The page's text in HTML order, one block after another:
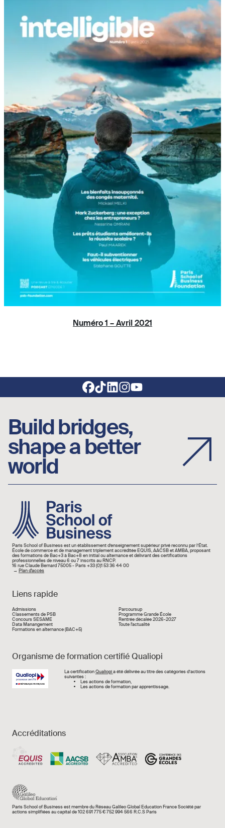
Numéro 1 – Avril 2021
Footer social links
Build bridges,
shape a better
world
Image
Paris School of Business est un établissement d’enseignement supérieur privé reconnu par l’État.
École de commerce et de management triplement accréditée EQUIS, AACSB et AMBA, proposant
des formations de Bac+3 à Bac+8 en initial ou alternance et délivrant des certifications
professionnelles de niveau 6 ou 7 inscrits au RNCP.
16 rue Claude Bernard 75005 - Paris +33 (0)1 53 36 44 00
→ Plan d'accès
Liens rapide
Liens rapide
Admissions
Classements de PSB
Concours SESAME
Data Manangement
Formations en alternance (BAC+5)
Parcoursup
Programme Grande École
Rentrée décalée 2026-2027
Toute l'actualité
Organisme de formation certifié Qualiopi
Image La certificationQualiopia été délivrée au titre des catégories d’actions
suivantes :
Les actions de formation,
Les actions de formation par apprentissage.
Accréditations
Paris School of Business est membre du Réseau Galileo Global Education France Société par
actions simplifiées au capital de 102 691 775 € 752 994 566 R.C.S Paris